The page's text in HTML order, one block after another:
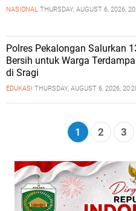
NASIONAL THURSDAY, AUGUST 6, 2026,
Polres Pekalongan Salurkan
Bersih untuk Warga
di Sragi
EDUKASI THURSDAY, AUGUST 6, 2026,
1 2 3